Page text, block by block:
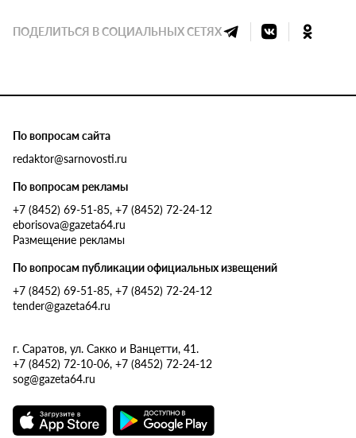
ПОДЕЛИТЬСЯ В СОЦИАЛЬНЫХ СЕТЯХ
По вопросам сайта
redaktor@sarnovosti.ru
По вопросам рекламы
+7 (8452) 69-51-85, +7 (8452) 72-24-12
eborisova@gazeta64.ru
Размещение рекламы
По вопросам публикации официальных извещений
+7 (8452) 69-51-85, +7 (8452) 72-24-12
tender@gazeta64.ru
г. Саратов, ул. Сакко и Ванцетти, 41.
+7 (8452) 72-10-06, +7 (8452) 72-24-12
sog@gazeta64.ru